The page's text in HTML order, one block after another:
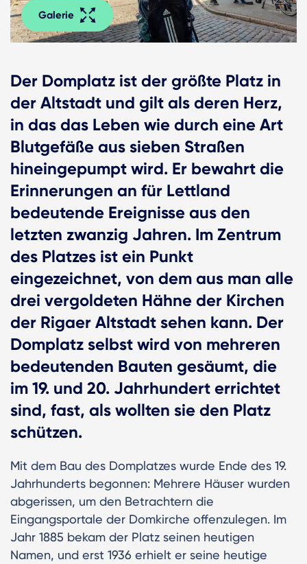
Galerie
Der Domplatz ist der größte Platz in
der Altstadt und gilt als deren Herz,
in das das Leben wie durch eine Art
Blutgefäße aus sieben Straßen
hineingepumpt wird. Er bewahrt die
Erinnerungen an für Lettland
bedeutende Ereignisse aus den
letzten zwanzig Jahren. Im Zentrum
des Platzes ist ein Punkt
eingezeichnet, von dem aus man alle
drei vergoldeten Hähne der Kirchen
der Rigaer Altstadt sehen kann. Der
Domplatz selbst wird von mehreren
bedeutenden Bauten gesäumt, die
im 19. und 20. Jahrhundert errichtet
sind, fast, als wollten sie den Platz
schützen.
Mit dem Bau des Domplatzes wurde Ende des 19.
Jahrhunderts begonnen: Mehrere Häuser wurden
abgerissen, um den Betrachtern die
Eingangsportale der Domkirche offenzulegen. Im
Jahr 1885 bekam der Platz seinen heutigen
Namen, und erst 1936 erhielt er seine heutige